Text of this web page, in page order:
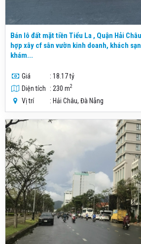
Bán lô đất mặt tiền Tiểu La , Quận Hải
hợp xây cf sân vườn kinh doanh, khách
khám...
Giá
: 18.17 tỷ
Diện tích
: 230 m2
Vị trí : Hải Châu, Đà Nẵng